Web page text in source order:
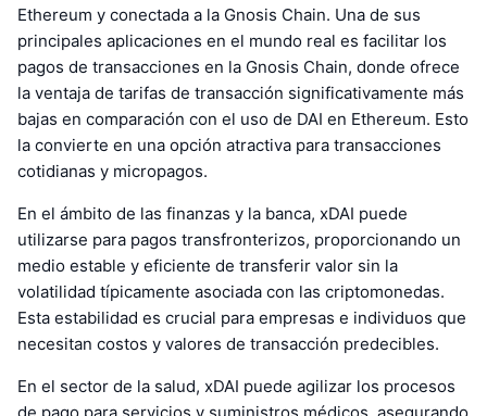
Ethereum y conectada a la Gnosis Chain. Una de sus
principales aplicaciones en el mundo real es facilitar los
pagos de transacciones en la Gnosis Chain, donde ofrece
la ventaja de tarifas de transacción significativamente más
bajas en comparación con el uso de DAI en Ethereum. Esto
la convierte en una opción atractiva para transacciones
cotidianas y micropagos.
En el ámbito de las finanzas y la banca, xDAI puede
utilizarse para pagos transfronterizos, proporcionando un
medio estable y eficiente de transferir valor sin la
volatilidad típicamente asociada con las criptomonedas.
Esta estabilidad es crucial para empresas e individuos que
necesitan costos y valores de transacción predecibles.
En el sector de la salud, xDAI puede agilizar los procesos